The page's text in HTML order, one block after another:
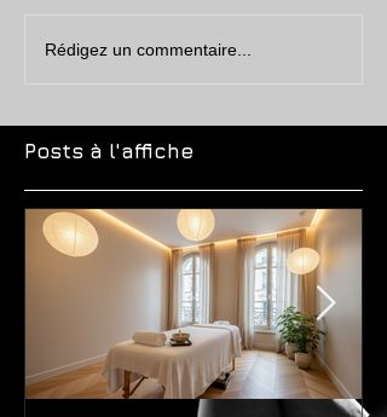
Rédigez un commentaire...
Posts à l'affiche